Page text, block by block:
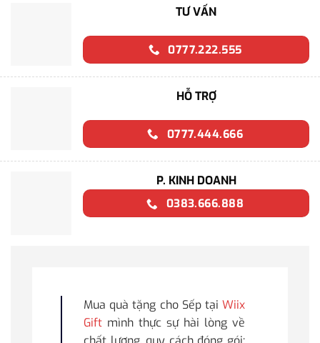
TƯ VẤN
0777.222.555
HỖ TRỢ
0777.444.666
P. KINH DOANH
0383.666.888
Mua quà tặng cho Sếp tại Wiix
Gift mình thực sự hài lòng về